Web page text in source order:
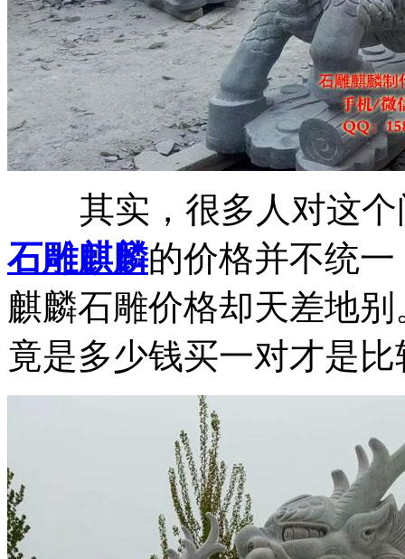
其实，很多人对这个
石雕麒麟的价格并不统
麒麟石雕价格却天差地
竟是多少钱买一对才是